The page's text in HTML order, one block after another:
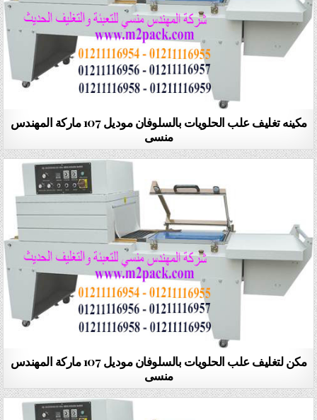
مكينه تغليف علب الحلويات بالسلوفان موديل 107 ماركة المهندس
منسى
مكن لتغليف علب الحلويات بالسلوفان موديل 107 ماركة المهندس
منسى